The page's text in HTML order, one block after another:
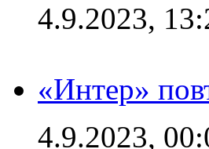
4.9.2023,
«Интер»
4.9.2023,